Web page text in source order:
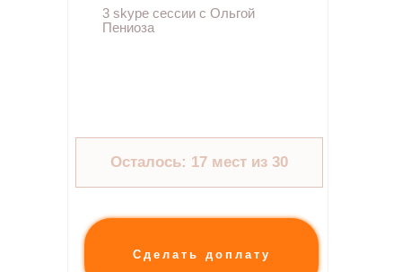
Сделать доплату
3 skype сессии с Ольгой
Пениоза
Осталось: 17 мест из 30